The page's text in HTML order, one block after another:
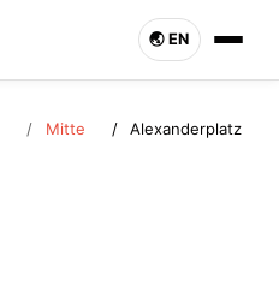
🌏︎ EN
Mitte Alexanderplatz